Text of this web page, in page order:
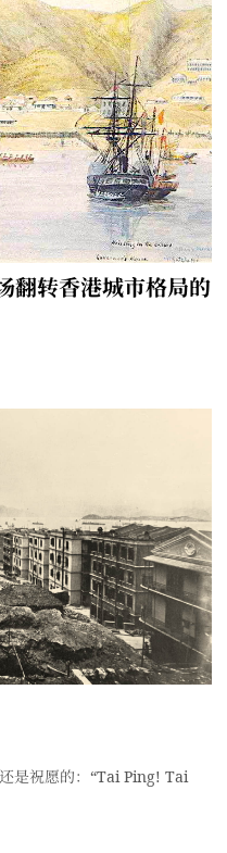
翻转香港城市格局的
是祝愿的：“Tai Ping! Tai